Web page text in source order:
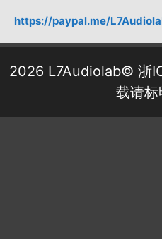
https://paypal.me/
2026 L7Audiolab© 浙
载请标